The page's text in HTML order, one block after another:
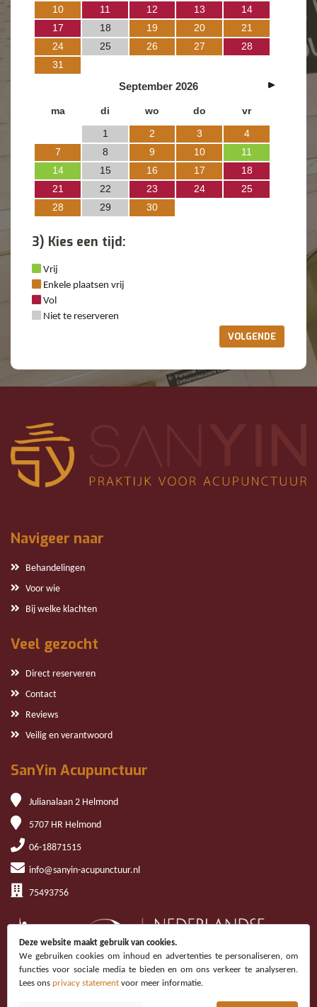
10
11 12 13
14
17
18 19 20
21
24
25 26 27
28
31
September 2026
ma di wo do vr
1 2 3
4
7
8 9 10
11
14
15 16 17
18
21
22 23 24
25
28
29 30
3) Kies een tijd:
Vrij
Enkele plaatsen vrij
Vol
Niet te reserveren
VOLGENDE
Navigeer naar
Behandelingen
Voor wie
Bij welke klachten
Veel gezocht
Direct reserveren
Contact
Reviews
Veilig en verantwoord
SanYin Acupunctuur
Julianalaan 2 Helmond
5707 HR Helmond
06-18871515
info@sanyin-acupunctuur.nl
75493756
Deze website maakt gebruik van cookies.
We gebruiken cookies om inhoud en advertenties te personaliseren, om
functies voor sociale media te bieden en om ons verkeer te analyseren.
Lees ons privacy statement voor meer informatie.